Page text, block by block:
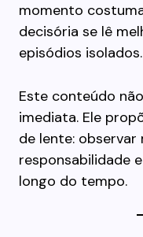
momento
decisória se lê
episódios isolados.
Este conteúdo
imediata. Ele
de lente: observar
responsabilidade
longo do tempo.